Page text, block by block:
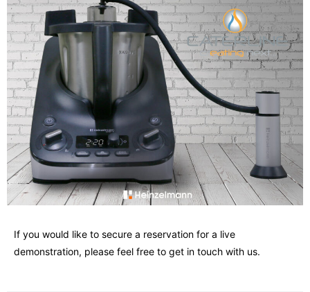
If you would like to secure a reservation for a live
demonstration, please feel free to get in touch with us.